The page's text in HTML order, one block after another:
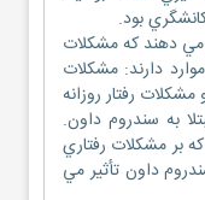
بود.
مي دهند كه مشكلات
دارند: مشکلات
رفتار روزانه
به سندروم داون.
بر مشکلات رفتاري
داون تأثير مي